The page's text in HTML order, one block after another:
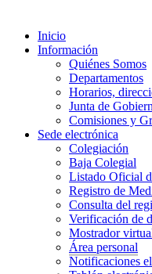
Inicio
Información
Quiénes Somos
Departamentos
Horarios,
Junta de
Comisiones y
Sede electrónica
Colegiación
Baja Colegial
Listado Oficial
Registro de
Consulta del
Verificación de
Mostrador
Área personal
Notificaciones